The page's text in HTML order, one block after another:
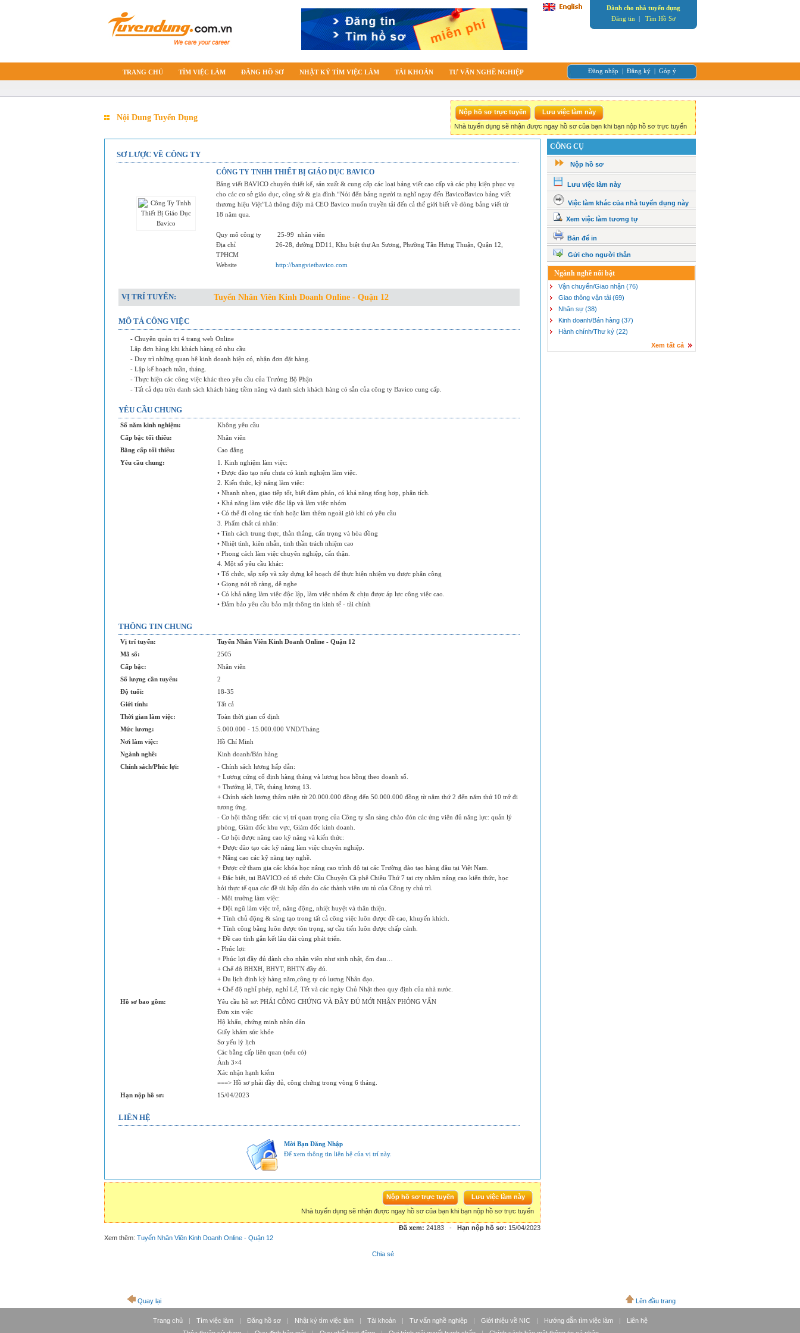
Dành cho nhà tuyển dụng
Đăng tin | Tìm Hồ Sơ
TRANG CHỦ TÌM VIỆC LÀM ĐĂNG HỒ SƠ NHẬT KÝ TÌM VIỆC LÀM TÀI KHOẢN TƯ VẤN NGHỀ NGHIỆP Đăng nhập | Đăng ký | Góp ý
Nội Dung Tuyển Dụng
Nhà tuyển dụng sẽ nhận được ngay hồ sơ của bạn khi bạn nộp hồ sơ trực tuyến
SƠ LƯỢC VỀ CÔNG TY
CÔNG TY TNHH THIẾT BỊ GIÁO DỤC BAVICO
Bảng viết BAVICO chuyên thiết kế, sản xuất & cung cấp các loại bảng viết cao cấp và các phụ kiện phục vụ
cho các cơ sở giáo dục, công sở & gia đình.“Nói đến bảng người ta nghĩ ngay đến BavicoBavico bảng viết
thương hiệu Việt”Là thông điệp mà CEO Bavico muốn truyền tải đến cả thế giới biết về dòng bảng viết từ
18 năm qua.
Quy mô công ty 25-99 nhân viên
Địa chỉ
26-28, đường DD11, Khu biệt thự An Sương, Phường Tân Hưng Thuận, Quận 12,
TPHCM
Website
http://bangvietbavico.com
VỊ TRÍ TUYỂN: Tuyển Nhân Viên Kinh Doanh Online - Quận 12
MÔ TẢ CÔNG VIỆC
- Chuyên quản trị 4 trang web Online
Lập đơn hàng khi khách hàng có nhu cầu
- Duy trì những quan hệ kinh doanh hiện có, nhận đơn đặt hàng.
- Lập kế hoạch tuần, tháng.
- Thực hiện các công việc khác theo yêu cầu của Trưởng Bộ Phận
- Tất cả dựa trên danh sách khách hàng tiềm năng và danh sách khách hàng có sẵn của công ty Bavico cung cấp.
YÊU CẦU CHUNG
Số năm kinh nghiệm:
Không yêu cầu
Cấp bậc tối thiểu:
Nhân viên
Bằng cấp tối thiểu:
Cao đẳng
Yêu cầu chung:
1. Kinh nghiệm làm việc:
• Được đào tạo nếu chưa có kinh nghiệm làm việc.
2. Kiến thức, kỹ năng làm việc:
• Nhanh nhẹn, giao tiếp tốt, biết đàm phán, có khả năng tổng hợp, phân tích.
• Khả năng làm việc độc lập và làm việc nhóm
• Có thể đi công tác tỉnh hoặc làm thêm ngoài giờ khi có yêu cầu
3. Phẩm chất cá nhân:
• Tính cách trung thực, thẳn thắng, cẩn trọng và hòa đồng
• Nhiệt tình, kiên nhẫn, tinh thần trách nhiệm cao
• Phong cách làm việc chuyên nghiệp, cẩn thận.
4. Một số yêu cầu khác:
• Tổ chức, sắp xếp và xây dựng kế hoạch để thực hiện nhiệm vụ được phân công
• Giọng nói rõ ràng, dễ nghe
• Có khả năng làm việc độc lập, làm việc nhóm & chịu được áp lực công việc cao.
• Đảm bảo yêu cầu bảo mật thông tin kinh tế - tài chính
THÔNG TIN CHUNG
Vị trí tuyển:
Tuyển Nhân Viên Kinh Doanh Online - Quận 12
Mã số:
2505
Cấp bậc:
Nhân viên
Số lượng cần tuyển:
2
Độ tuổi:
18-35
Giới tính:
Tất cả
Thời gian làm việc:
Toàn thời gian cố định
Mức lương:
5.000.000 - 15.000.000 VND/Tháng
Nơi làm việc:
Hồ Chí Minh
Ngành nghề:
Kinh doanh/Bán hàng
Chính sách/Phúc lợi:
- Chính sách lương hấp dẫn:
+ Lương cứng cố định hàng tháng và lương hoa hồng theo doanh số.
+ Thưởng lễ, Tết, tháng lương 13.
+ Chính sách lương thâm niên từ 20.000.000 đồng đến 50.000.000 đồng từ năm thứ 2 đến năm thứ 10 trở đi
tương ứng.
- Cơ hội thăng tiến: các vị trí quan trọng của Công ty sẵn sàng chào đón các ứng viên đủ năng lực: quản lý
phòng, Giám đốc khu vực, Giám đốc kinh doanh.
- Cơ hội được nâng cao kỹ năng và kiến thức:
+ Được đào tạo các kỹ năng làm việc chuyên nghiệp.
+ Nâng cao các kỹ năng tay nghề.
+ Được cử tham gia các khóa học nâng cao trình độ tại các Trường đào tạo hàng đầu tại Việt Nam.
+ Đặc biệt, tại BAVICO có tổ chức Câu Chuyện Cà phê Chiều Thứ 7 tại cty nhằm nâng cao kiến thức, học
hỏi thực tế qua các đề tài hấp dẫn do các thành viên ưu tú của Công ty chủ trì.
- Môi trường làm việc:
+ Đội ngũ làm việc trẻ, năng động, nhiệt huyệt và thân thiện.
+ Tính chủ động & sáng tạo trong tất cả công việc luôn được đề cao, khuyến khích.
+ Tính công bằng luôn được tôn trọng, sự cầu tiến luôn được chấp cánh.
+ Đề cao tính gắn kết lâu dài cùng phát triển.
- Phúc lợi:
+ Phúc lợi đầy đủ dành cho nhân viên như sinh nhật, ốm đau…
+ Chế độ BHXH, BHYT, BHTN đầy đủ.
+ Du lịch định kỳ hàng năm,công ty có lương Nhân đạo.
+ Chế độ nghỉ phép, nghỉ Lế, Tết và các ngày Chủ Nhật theo quy định của nhà nước.
Hồ sơ bao gồm:
Yêu cầu hồ sơ: PHẢI CÔNG CHỨNG VÀ ĐẦY ĐỦ MỚI NHẬN PHỎNG VẤN
Đơn xin việc
Hộ khẩu, chứng minh nhân dân
Giấy khám sức khỏe
Sơ yếu lý lịch
Các bằng cấp liên quan (nếu có)
Ảnh 3×4
Xác nhận hạnh kiểm
===> Hồ sơ phải đầy đủ, công chứng trong vòng 6 tháng.
Hạn nộp hồ sơ:
15/04/2023
LIÊN HỆ
Mời Bạn Đăng Nhập
Để xem thông tin liên hệ của vị trí này.
Nhà tuyển dụng sẽ nhận được ngay hồ sơ của bạn khi bạn nộp hồ sơ trực tuyến
Đã xem: 24183 - Hạn nộp hồ sơ: 15/04/2023
Xem thêm: Tuyển Nhân Viên Kinh Doanh Online - Quận 12
Chia sẻ
CÔNG CỤ
Nộp hồ sơ
Lưu việc làm này
Việc làm khác của nhà tuyển dụng này
Xem việc làm tương tự
Bản để in
Gửi cho người thân
Ngành nghề nổi bật
Vận chuyển/Giao nhận (76)
Giao thông vận tải (69)
Nhân sự (38)
Kinh doanh/Bán hàng (37)
Hành chính/Thư ký (22)
Xem tất cả
Quay lại Lên đầu trang
Trang chủ | Tìm việc làm | Đăng hồ sơ | Nhật ký tìm việc làm | Tài khoản | Tư vấn nghề nghiệp | Giới thiệu về NIC | Hướng dẫn tìm việc làm |
Liên hệ